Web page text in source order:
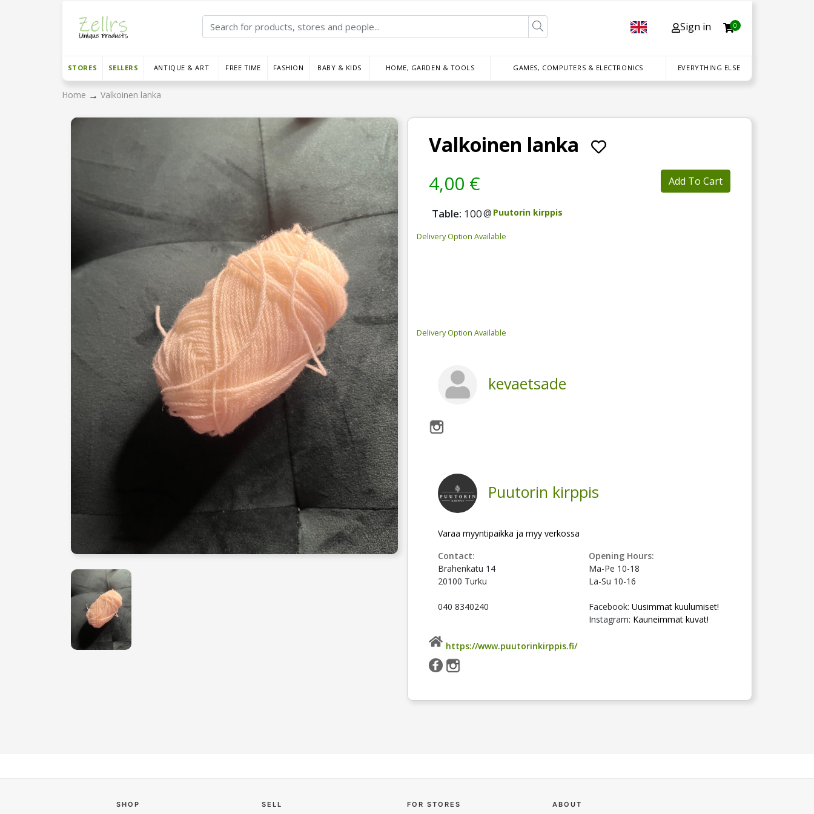
Sign in 0
STORES SELLERS ANTIQUE & ART FREE TIME FASHION BABY & KIDS HOME, GARDEN & TOOLS GAMES, COMPUTERS & ELECTRONICS EVERYTHING ELSE
Home → Valkoinen lanka
Valkoinen lanka
4,00 € Add To Cart
Table: 100@ Puutorin kirppis
Delivery Option Available
Delivery Option Available
kevaetsade
Puutorin kirppis
Varaa myyntipaikka ja myy verkossa
Contact:
Brahenkatu 14
20100 Turku
040 8340240
Opening Hours:
Ma-Pe 10-18
La-Su 10-16
Facebook: Uusimmat kuulumiset!
Instagram: Kauneimmat kuvat!
https://www.puutorinkirppis.fi/
SHOP SELL FOR STORES ABOUT